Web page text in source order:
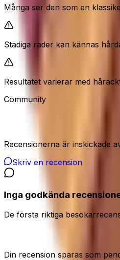
Många ser den som en
Stadiga rader kan kännas
Resultatet varierar med
Community
Recensionerna är inskickade
Skriv en recension
Inga godkända
De första riktiga
Din recension sparas som